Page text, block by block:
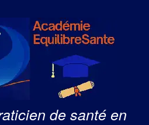
de santé en